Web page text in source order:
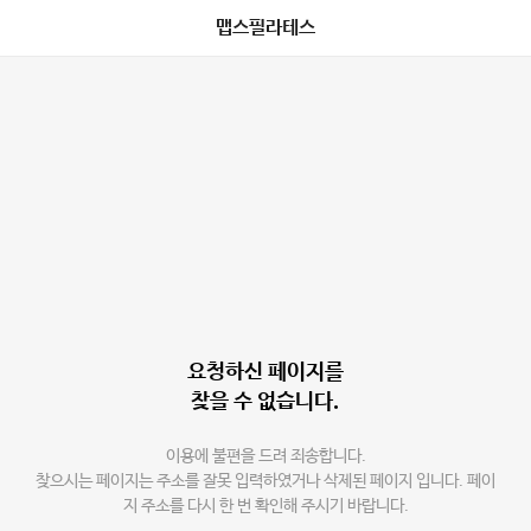
맵스필라테스
요청하신 페이지를
찾을 수 없습니다.
이용에 불편을 드려 죄송합니다.
찾으시는 페이지는 주소를 잘못 입력하였거나 삭제된 페이지 입니다. 페이
지 주소를 다시 한 번 확인해 주시기 바랍니다.